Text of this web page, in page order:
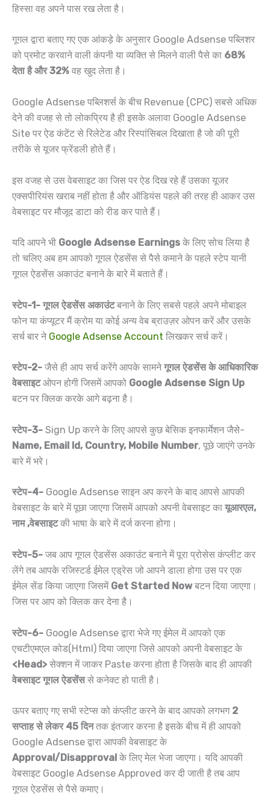
हिस्सा वह अपने पास रख लेता है।
गूगल द्वारा बताए गए एक आंकड़े के अनुसार Google Adsense पब्लिशर
को प्रमोट करवाने वाली कंपनी या व्यक्ति से मिलने वाली पैसे का 68%
देता है और 32% वह खुद लेता है।
Google Adsense पब्लिशर्स के बीच Revenue (CPC) सबसे अधिक
देने की वजह से तो लोकप्रिय है ही इसके अलावा Google Adsense
Site पर ऐड कंटेंट से रिलेटेड और रिस्पांसिबल दिखाता है जो की पूरी
तरीके से यूजर फ्रेंडली होते हैं।
इस वजह से उस वेबसाइट का जिस पर ऐड दिख रहे हैं उसका यूजर
एक्सपीरियंस खराब नहीं होता है और ऑडियंस पहले की तरह ही आकर उस
वेबसाइट पर मौजूद डाटा को रीड कर पाते हैं।
यदि आपने भी Google Adsense Earnings के लिए सोच लिया है
तो चलिए अब हम आपको गूगल ऐडसेंस से पैसे कमाने के पहले स्टेप यानी
गूगल ऐडसेंस अकाउंट बनाने के बारे में बताते हैं।
स्टेप-1- गूगल ऐडसेंस अकाउंटबनाने के लिए सबसे पहले अपने मोबाइल
फोन या कंप्यूटर मैं क्रोम या कोई अन्य वेब ब्राउज़र ओपन करें और उसके
सर्च बार ने Google Adsense Account लिखकर सर्च करें।
स्टेप-2- जैसे ही आप सर्च करेंगे आपके सामनेगूगल ऐडसेंस के आधिकारिक
वेबसाइटओपन होगी जिसमें आपको Google Adsense Sign Up
बटन पर क्लिक करके आगे बढ़ना है।
स्टेप-3- Sign Up करने के लिए आपसे कुछ बेसिक इनफार्मेशन जैसे-
Name, Email Id, Country, Mobile Number, पूछे जाएंगे उनके
बारे में भरे।
स्टेप-4- Google Adsense साइन अप करने के बाद आपसे आपकी
वेबसाइट के बारे में पूछा जाएगा जिसमें आपको अपनी वेबसाइट का यूआरएल,
नाम ,वेबसाइटकी भाषा के बारे में दर्ज करना होगा।
स्टेप-5- जब आप गूगल ऐडसेंस अकाउंट बनाने में पूरा प्रोसेस कंप्लीट कर
लेंगे तब आपके रजिस्टर्ड ईमेल एड्रेस जो आपने डाला होगा उस पर एक
ईमेल सेंड किया जाएगा जिसमें Get Started Now बटन दिया जाएगा।
जिस पर आप को क्लिक कर देना है।
स्टेप-6- Google Adsense द्वारा भेजे गए ईमेल में आपको एक
एचटीएमएल कोड(Html) दिया जाएगा जिसे आपको अपनी वेबसाइट के
<Head> सेक्शन में जाकर Paste करना होता है जिसके बाद ही आपकी
वेबसाइट गूगल ऐडसेंससे कनेक्ट हो पाती है।
ऊपर बताए गए सभी स्टेप्स को कंप्लीट करने के बाद आपको लगभग 2
सप्ताह से लेकर 45 दिनतक इंतजार करना है इसके बीच में ही आपको
Google Adsense द्वारा आपकी वेबसाइट के
Approval/Disapproval के लिए मेल भेजा जाएगा। यदि आपकी
वेबसाइट Google Adsense Approved कर दी जाती है तब आप
गूगल ऐडसेंस से पैसे कमाए।